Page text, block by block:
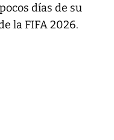
días de su
la FIFA 2026.